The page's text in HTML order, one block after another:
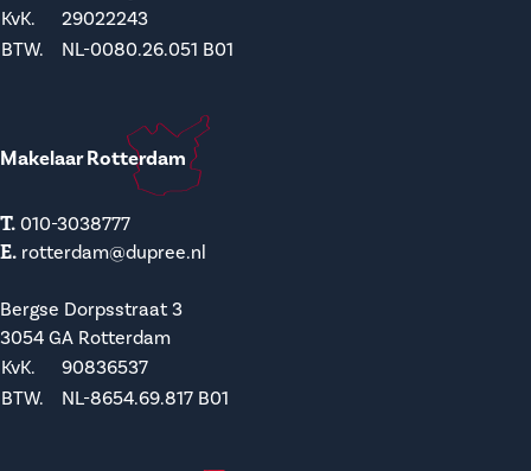
KvK.
29022243
BTW.
NL-0080.26.051 B01
Makelaar Rotterdam
T. 010-3038777
E. rotterdam@dupree.nl
Bergse Dorpsstraat 3
3054 GA Rotterdam
KvK.
90836537
BTW.
NL-8654.69.817 B01